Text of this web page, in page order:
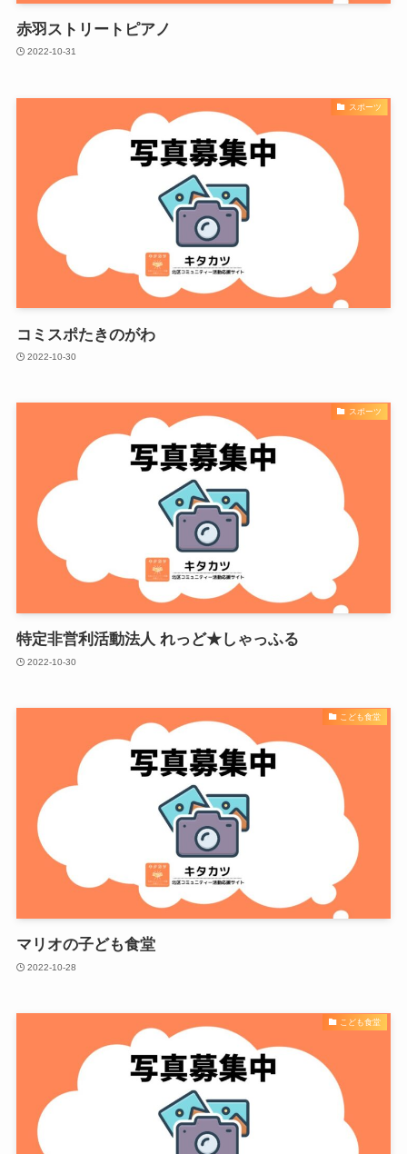
赤羽ストリートピアノ
2022-10-31
スポーツ
コミスポたきのがわ
2022-10-30
スポーツ
特定非営利活動法人 れっど★しゃっふる
2022-10-30
こども食堂
マリオの子ども食堂
2022-10-28
こども食堂